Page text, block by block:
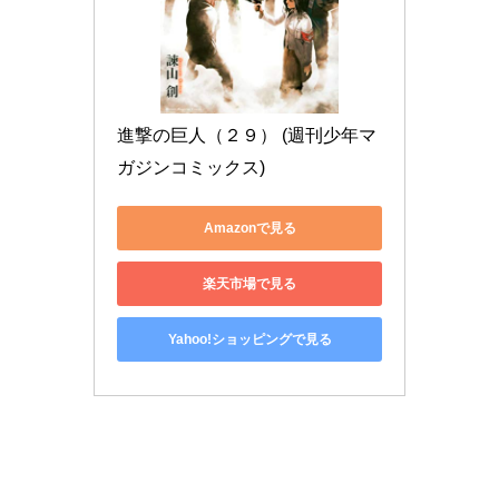
進撃の巨人（２９） (週刊少年マ
ガジンコミックス)
Amazonで見る
楽天市場で見る
Yahoo!ショッピングで見る